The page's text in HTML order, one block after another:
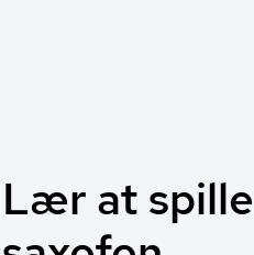
Lær at spille